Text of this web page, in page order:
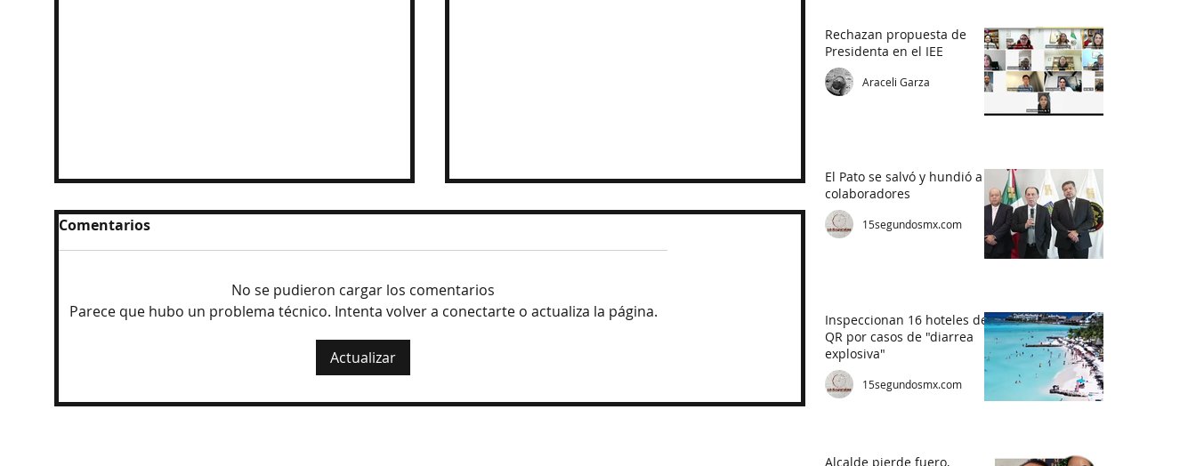
Reanudan parcialmente exportación
Prisión preventiva a exgobernador por
Comentarios
No se pudieron cargar los comentarios
Parece que hubo un problema técnico. Intenta volver a conectarte o actualiza la página.
Actualizar
Rechazan propuesta de
Presidenta en el IEE
Araceli Garza
El Pato se salvó y hundió a
colaboradores
15segundosmx.com
Inspeccionan 16 hoteles de
QR por casos de "diarrea
explosiva"
15segundosmx.com
Alcalde pierde fuero,